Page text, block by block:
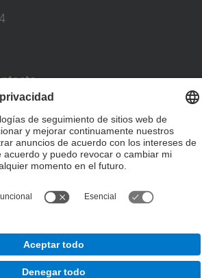
Superior de Ingenieros de Caminos,
del Sitio
Configuración de privacidad